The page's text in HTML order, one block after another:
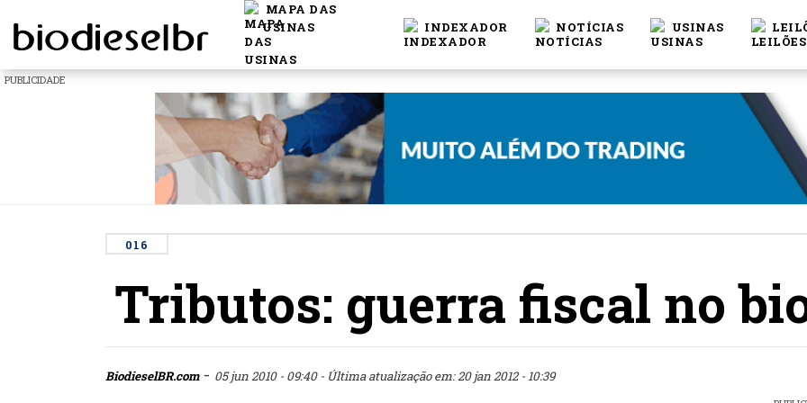
MAPA DAS
USINAS
INDEXADOR NOTÍCIAS USINAS
PUBLICIDADE
016
Tributos: guerra fiscal no
BiodieselBR.com- 05 jun 2010 - 09:40 - Última atualização em: 20 jan 2012 - 10:39